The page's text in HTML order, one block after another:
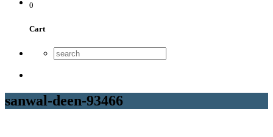
0
Cart
sanwal-deen-93466